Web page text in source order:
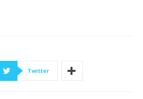
Twitter